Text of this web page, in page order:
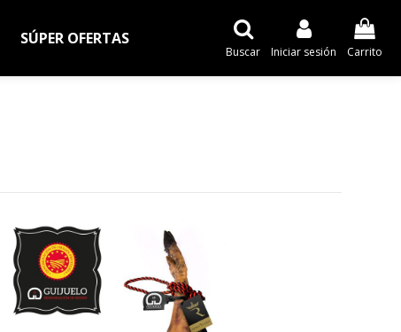
SÚPER OFERTAS
Buscar Iniciar sesión Carrito